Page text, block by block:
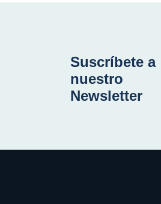
Suscríbete a
nuestro
Newsletter